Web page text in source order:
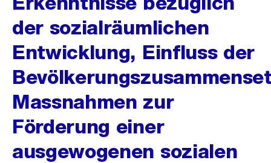
der sozialräumlichen
Entwicklung, Einfluss der
Massnahmen zur
Förderung einer
ausgewogenen sozialen